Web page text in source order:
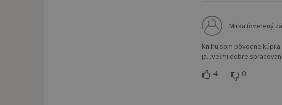
Mirka (overený
Knihu som pôvodne
ja...veľmi dobre
4 0